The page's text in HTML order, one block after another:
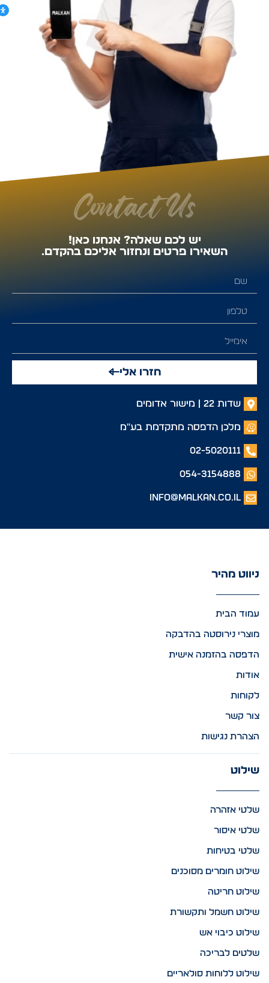
Contact Us
יש לכם שאלה? אנחנו כאן!
השאירו פרטים ונחזור אליכם בהקדם.
חזרו אלי
שדות 22 | מישור אדומים
מלכן הדפסה מתקדמת בע"מ
02-5020111
054-3154888
info@malkan.co.il
ניווט מהיר
עמוד הבית
מוצרי נירוסטה בהדבקה
הדפסה בהזמנה אישית
אודות
לקוחות
צור קשר
הצהרת נגישות
שילוט
שלטי אזהרה
שלטי איסור
שלטי בטיחות
שילוט חומרים מסוכנים
שילוט חריטה
שילוט חשמל ותקשורת
שילוט כיבוי אש
שלטים לבריכה
שילוט ללוחות סולאריים